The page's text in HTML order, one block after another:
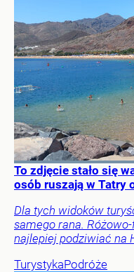
To zdjęcie stało się
osób ruszają w Tatry
Dla tych widoków
samego rana.
najlepiej podziwiać na
TurystykaPodróże